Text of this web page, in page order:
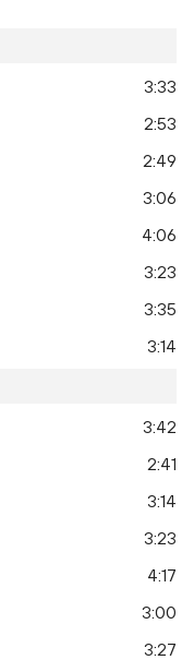
3:33
2:53
2:49
3:06
4:06
3:23
3:35
3:14
3:42
2:41
3:14
3:23
4:17
3:00
3:27